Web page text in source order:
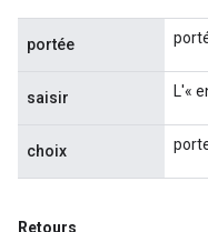
portée
saisir L'«
choix
Retours